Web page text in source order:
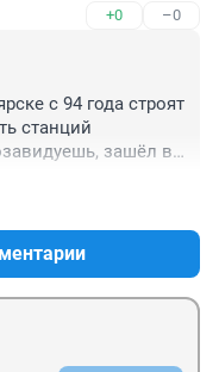
+0 –0
с 94 года строят
станций
зашёл в